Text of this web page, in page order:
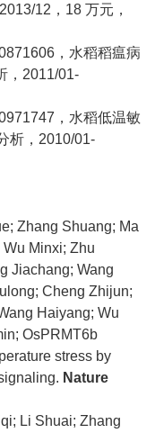
12，18 万元，
，水稻稻瘟病
，2011/01-
，水稻低温敏
析，2010/01-
Zhang Shuang; Ma
Minxi; Zhu
Jiachang; Wang
Cheng Zhijun;
Haiyang; Wu
OsPRMT6b
stress by
Nature
Li Shuai; Zhang